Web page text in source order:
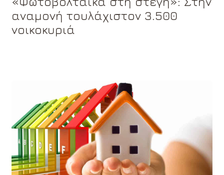
αναμονή τουλάχιστον 3.500
νοικοκυριά